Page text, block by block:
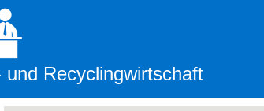
Recyclingwirtschaft